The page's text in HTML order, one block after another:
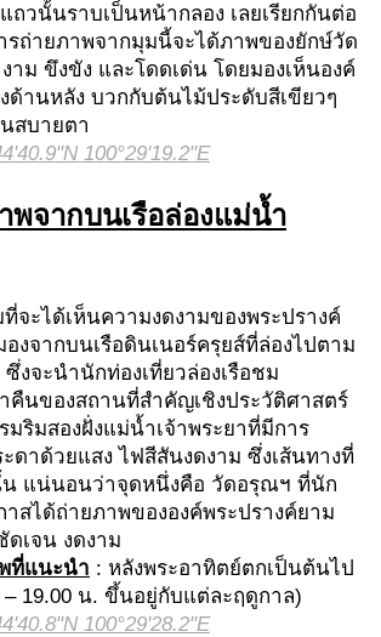
ถวนั้นราบเป็นหน้ากลอง เลยเรียกกันต่อ
รถ่ายภาพจากมุมนี้จะได้ภาพของยักษ์วัด
าม ขึงขัง และโดดเด่น โดยมองเห็นองค์
ด้านหลัง บวกกับต้นไม้ประดับสีเขียวๆ
สบายตา
100°29'19.2"E
พจากบนเรือล่องแม่น้ำ
จะได้เห็นความงดงามของพระปรางค์
งจากบนเรือดินเนอร์ครุยส์ที่ล่องไปตาม
งจะนำนักท่องเที่ยวล่องเรือชม
นของสถานที่สำคัญเชิงประวัติศาสตร์
ริมสองฝั่งแม่น้ำเจ้าพระยาที่มีการ
ดาด้วยแสง ไฟสีสันงดงาม ซึ่งเส้นทางที่
น แน่นอนว่าจุดหนึ่งคือ วัดอรุณฯ ที่นัก
าสได้ถ่ายภาพขององค์พระปรางค์ยาม
เจน งดงาม
ที่แนะนำ : หลังพระอาทิตย์ตกเป็นต้นไป
19.00 น. ขึ้นอยู่กับแต่ละฤดูกาล)
100°29'28.2"E